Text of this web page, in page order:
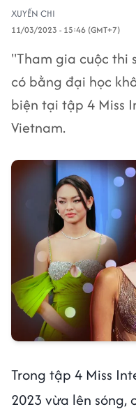
XUYẾN CHI
11/03/2023 - 15:46 (GMT+7)
"Tham gia cuộc thi
có bằng đại học
biện tại tập 4 Miss
Vietnam.
Trong tập 4 Miss
2023 vừa lên sóng,